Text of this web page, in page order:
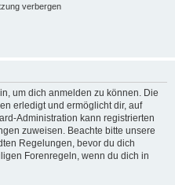
verbergen
um dich anmelden zu können. Die
erledigt und ermöglicht dir, auf
Administration kann registrierten
zuweisen. Beachte bitte unsere
Regelungen, bevor du dich
Forenregeln, wenn du dich in